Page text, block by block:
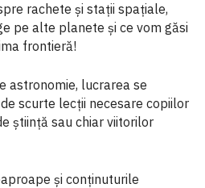
rachete și stații spațiale,
pe alte planete și ce vom găsi
frontieră!
astronomie, lucrarea se
scurte lecții necesare copiilor
știință sau chiar viitorilor
și conținuturile